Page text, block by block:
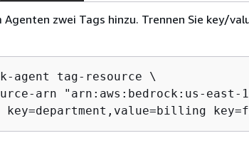
Agenten zwei Tags hinzu. Trennen Sie key/
agent tag-resource \
arn "arn:aws:bedrock:us-east-
key=department,value=billing